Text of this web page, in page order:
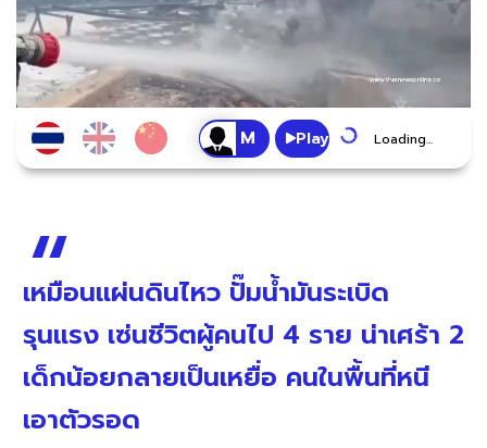
Play Loading...
เหมือนแผ่นดินไหว ปั๊มน้ำมันระเบิด
รุนแรง เซ่นชีวิตผู้คนไป 4 ราย น่าเศร้า 2
เด็กน้อยกลายเป็นเหยื่อ คนในพื้นที่หนี
เอาตัวรอด